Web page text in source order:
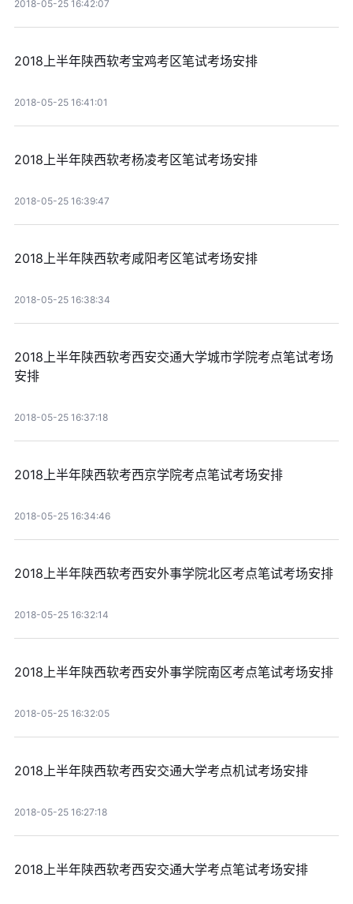
2018-05-25 16:42:07
2018上半年陕西软考宝鸡考区笔试考场安排
2018-05-25 16:41:01
2018上半年陕西软考杨凌考区笔试考场安排
2018-05-25 16:39:47
2018上半年陕西软考咸阳考区笔试考场安排
2018-05-25 16:38:34
2018上半年陕西软考西安交通大学城市学院考点笔试考场
安排
2018-05-25 16:37:18
2018上半年陕西软考西京学院考点笔试考场安排
2018-05-25 16:34:46
2018上半年陕西软考西安外事学院北区考点笔试考场安排
2018-05-25 16:32:14
2018上半年陕西软考西安外事学院南区考点笔试考场安排
2018-05-25 16:32:05
2018上半年陕西软考西安交通大学考点机试考场安排
2018-05-25 16:27:18
2018上半年陕西软考西安交通大学考点笔试考场安排